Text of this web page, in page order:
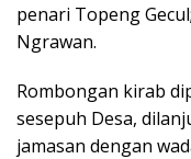
penari Topeng
Ngrawan.
Rombongan kirab
sesepuh Desa,
jamasan dengan